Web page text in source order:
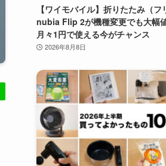
【ワイモバイル】折りたたみ（
nubia Flip 2が機種変更でも大幅
月々1円で使える今がチャンス
2026年8月8日